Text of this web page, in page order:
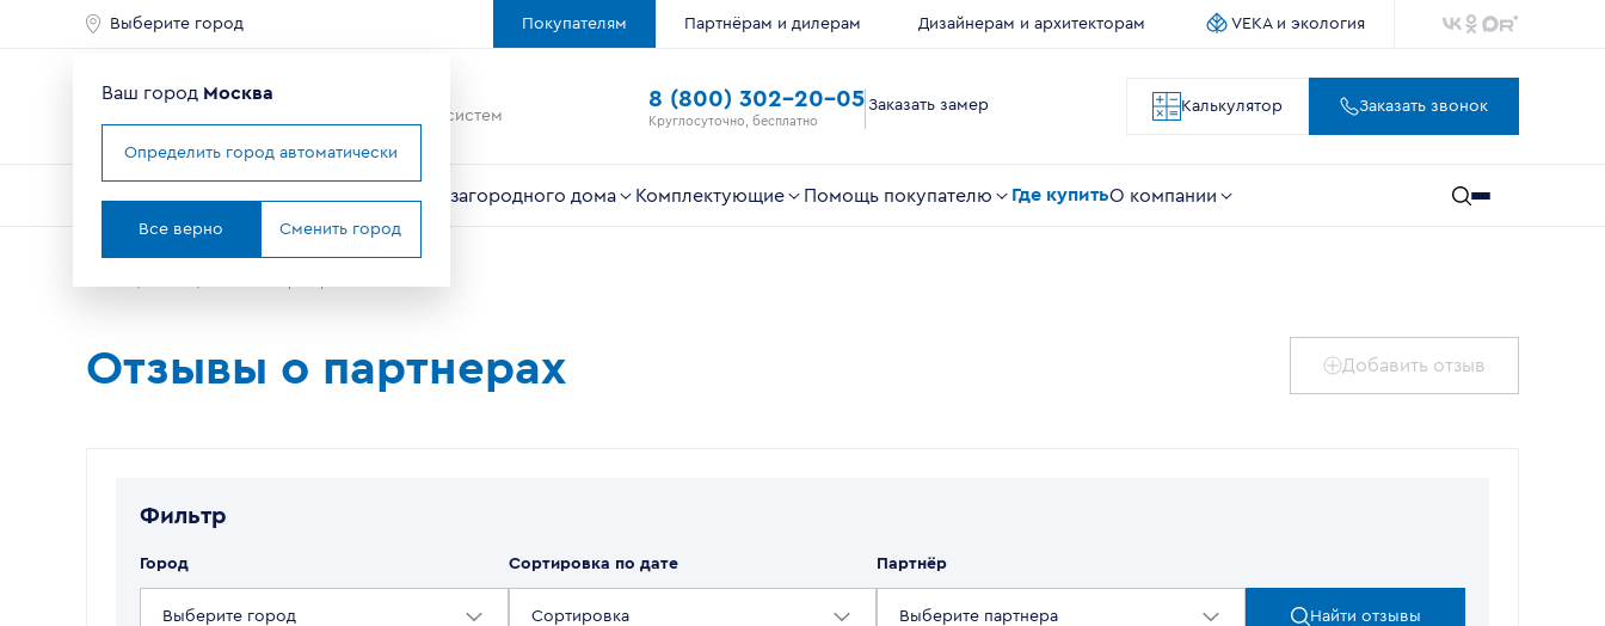
Выберите город Покупателям Партнёрам и дилерам Дизайнерам и архитекторам VEKA и экология
Ведущий мировой
производитель оконных систем
8 (800) 302-20-05
Круглосуточно, бесплатно
Заказать замер Калькулятор Заказать звонок
Для загородного дома Комплектующие Помощь покупателю Где купитьО компании
Отзывы о партнерах Добавить отзыв
Фильтр
Город
Выберите город
Сортировка по дате
Сортировка
Партнёр
Выберите партнера Найти отзывы
Ваш город Москва
Определить город автоматически
Все верно Сменить город